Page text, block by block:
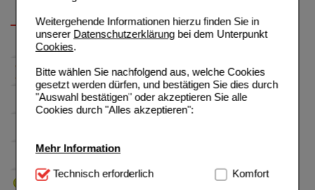
Weitergehende Informationen hierzu finden Sie in
unserer Datenschutzerklärungbei dem Unterpunkt
Cookies.
Bitte wählen Sie nachfolgend aus, welche Cookies
gesetzt werden dürfen, und bestätigen Sie dies durch
"Auswahl bestätigen" oder akzeptieren Sie alle
Cookies durch "Alles akzeptieren":
Mehr Information
Technisch Notwendig:Hierbei handelt es sich um
Technisch erforderlich Komfort